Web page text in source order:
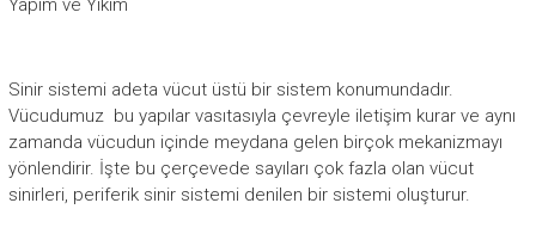
Sinir sistemi adeta vücut üstü bir sistem konumundadır.
Vücudumuz bu yapılar vasıtasıyla çevreyle iletişim kurar ve aynı
zamanda vücudun içinde meydana gelen birçok mekanizmayı
yönlendirir. İşte bu çerçevede sayıları çok fazla olan vücut
sinirleri, periferik sinir sistemi denilen bir sistemi oluşturur.